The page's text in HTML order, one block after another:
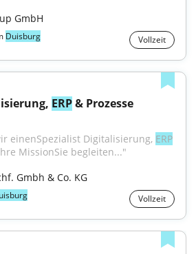
GmbH
Duisburg Vollzeit
ERP & Prozesse
einenSpezialist Digitalisierung, ERP
MissionSie begleiten..."
Gmbh & Co. KG
Vollzeit